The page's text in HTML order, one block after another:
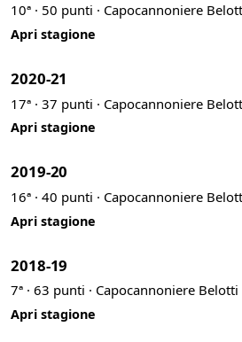
10ª · 50 punti · Capocannoniere
Apri stagione
2020-21
17ª · 37 punti · Capocannoniere
Apri stagione
2019-20
16ª · 40 punti · Capocannoniere
Apri stagione
2018-19
7ª · 63 punti · Capocannoniere
Apri stagione